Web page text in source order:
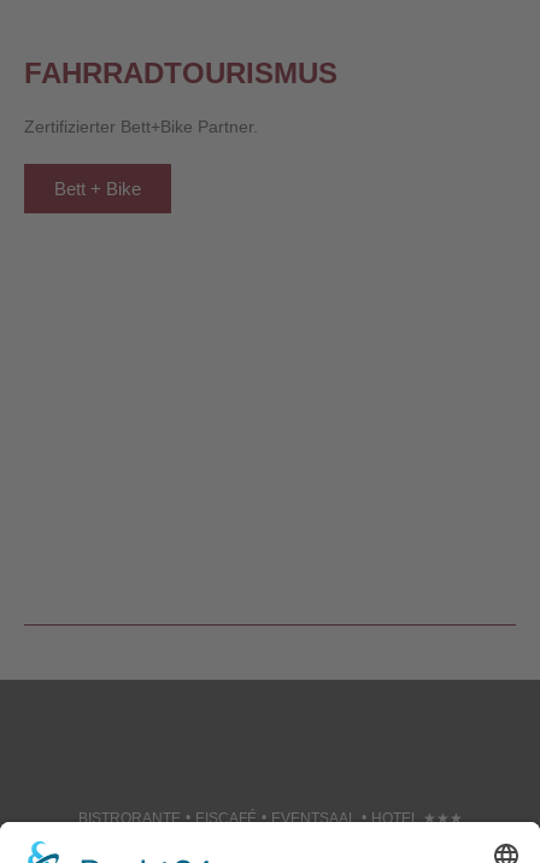
FAHRRADTOURISMUS
Zertifizierter Bett+Bike Partner.
Bett + Bike
BISTRORANTE • EISCAFÉ • EVENTSAAL • HOTEL ★★★